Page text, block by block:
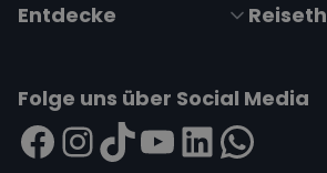
Entdecke
Folge uns über Social Media